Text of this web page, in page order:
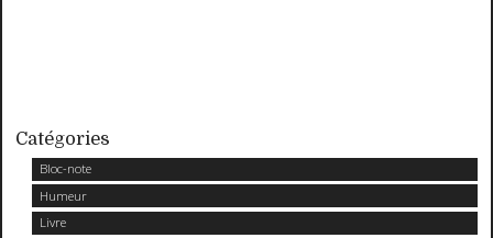
Catégories
Bloc-note
Humeur
Livre